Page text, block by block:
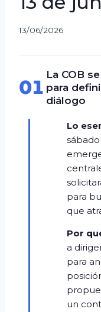
13/06/2026
01
La COB
para
diálogo
Lo
para
que
Por
a
para
un